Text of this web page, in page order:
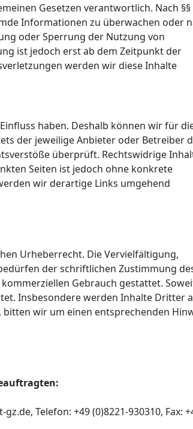
Gesetzen verantwortlich. Nach §§
Informationen zu überwachen oder
oder Sperrung der Nutzung von
ist jedoch erst ab dem Zeitpunkt der
werden wir diese Inhalte
haben. Deshalb können wir für
der jeweilige Anbieter oder Betreiber
überprüft. Rechtswidrige
Seiten ist jedoch ohne konkrete
wir derartige Links umgehend
Urheberrecht. Die Vervielfältigung,
der schriftlichen Zustimmung
Gebrauch gestattet.
Insbesondere werden Inhalte Dritter
wir um einen entsprechenden
Telefon: +49 (0)8221-930310, Fax: